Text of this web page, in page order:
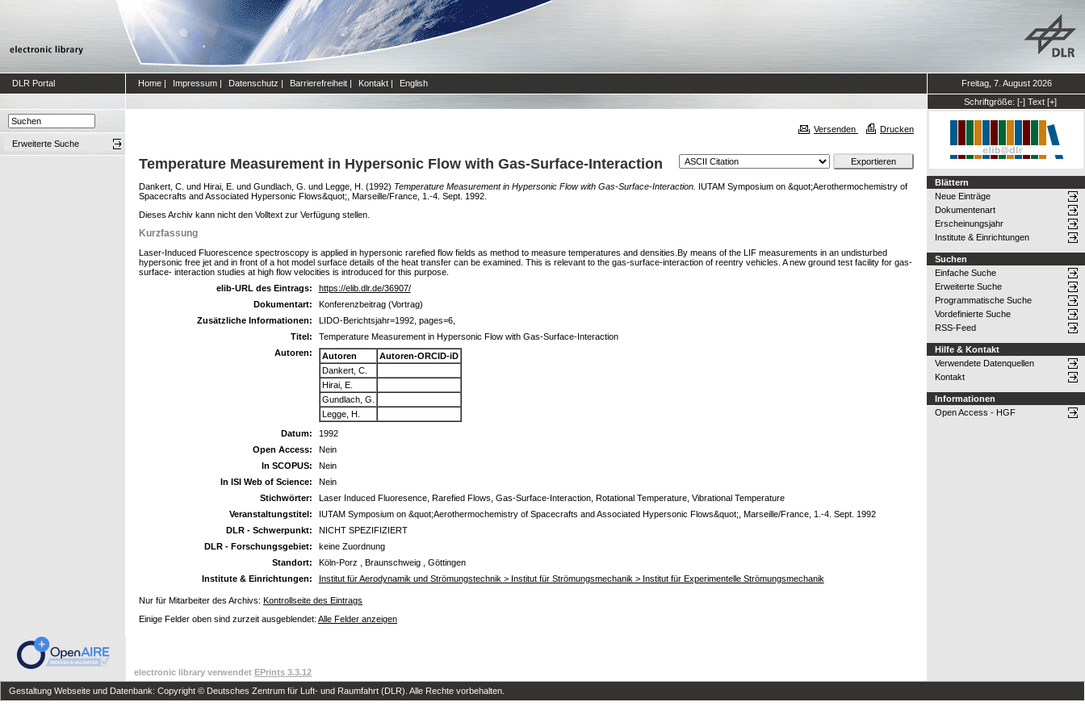
DLR Portal Home | Impressum | Datenschutz | Barrierefreiheit | Kontakt | English
Freitag, 7. August 2026
Schriftgröße: [-] Text [+]
Erweiterte Suche
Versenden Drucken
Temperature Measurement in Hypersonic Flow with Gas-Surface-Interaction
Dankert, C. und Hirai, E. und Gundlach, G. und Legge, H. (1992) Temperature Measurement in Hypersonic Flow with Gas-Surface-Interaction. IUTAM Symposium on &quot;Aerothermochemistry of
Spacecrafts and Associated Hypersonic Flows&quot;, Marseille/France, 1.-4. Sept. 1992.
Dieses Archiv kann nicht den Volltext zur Verfügung stellen.
Kurzfassung
Laser-Induced Fluorescence spectroscopy is applied in hypersonic rarefied flow fields as method to measure temperatures and densities.By means of the LIF measurements in an undisturbed
hypersonic free jet and in front of a hot model surface details of the heat transfer can be examined. This is relevant to the gas-surface-interaction of reentry vehicles. A new ground test facility for gas-
surface- interaction studies at high flow velocities is introduced for this purpose.
elib-URL des Eintrags:
https://elib.dlr.de/36907/
Dokumentart:
Konferenzbeitrag (Vortrag)
Zusätzliche Informationen:
LIDO-Berichtsjahr=1992, pages=6,
Titel:
Temperature Measurement in Hypersonic Flow with Gas-Surface-Interaction
Autoren:
Autoren
Autoren-ORCID-iD
Dankert, C.
Hirai, E.
Gundlach, G.
Legge, H.
Datum:
1992
Open Access:
Nein
In SCOPUS:
Nein
In ISI Web of Science:
Nein
Stichwörter:
Laser Induced Fluoresence, Rarefied Flows, Gas-Surface-Interaction, Rotational Temperature, Vibrational Temperature
Veranstaltungstitel:
IUTAM Symposium on &quot;Aerothermochemistry of Spacecrafts and Associated Hypersonic Flows&quot;, Marseille/France, 1.-4. Sept. 1992
DLR - Schwerpunkt:
NICHT SPEZIFIZIERT
DLR - Forschungsgebiet:
keine Zuordnung
Standort:
Köln-Porz , Braunschweig , Göttingen
Institute & Einrichtungen:
Institut für Aerodynamik und Strömungstechnik > Institut für Strömungsmechanik > Institut für Experimentelle Strömungsmechanik
Nur für Mitarbeiter des Archivs: Kontrollseite des Eintrags
Einige Felder oben sind zurzeit ausgeblendet: Alle Felder anzeigen
Blättern
Neue Einträge
Dokumentenart
Erscheinungsjahr
Institute & Einrichtungen
Suchen
Einfache Suche
Erweiterte Suche
Programmatische Suche
Vordefinierte Suche
RSS-Feed
Hilfe & Kontakt
Verwendete Datenquellen
Kontakt
Informationen
Open Access - HGF
electronic library verwendet EPrints 3.3.12
Gestaltung Webseite und Datenbank: Copyright © Deutsches Zentrum für Luft- und Raumfahrt (DLR). Alle Rechte vorbehalten.